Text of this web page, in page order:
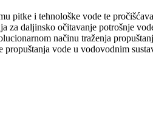
pitke i tehnološke vode te
za daljinsko očitavanje potrošnje
načinu traženja
vode u vodovodnim